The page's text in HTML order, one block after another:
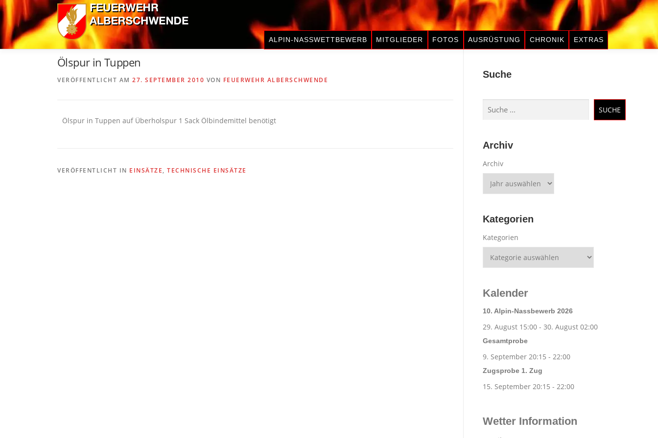
Zum
Inhalt
springen
ALPIN-NASSWETTBEWERB MITGLIEDER FOTOS AUSRÜSTUNG CHRONIK EXTRAS
Ölspur in Tuppen
VERÖFFENTLICHT AM 27. SEPTEMBER 2010 VON FEUERWEHR ALBERSCHWENDE
Ölspur in Tuppen auf Überholspur 1 Sack Ölbindemittel benötigt
VERÖFFENTLICHT IN EINSÄTZE, TECHNISCHE EINSÄTZE
Suche
Suchen
SUCHE
Archiv
Archiv
Kategorien
Kategorien
Kalender
10. Alpin-Nassbewerb 2026
29. August 15:00 - 30. August 02:00
Gesamtprobe
9. September 20:15 - 22:00
Zugsprobe 1. Zug
15. September 20:15 - 22:00
Wetter Information